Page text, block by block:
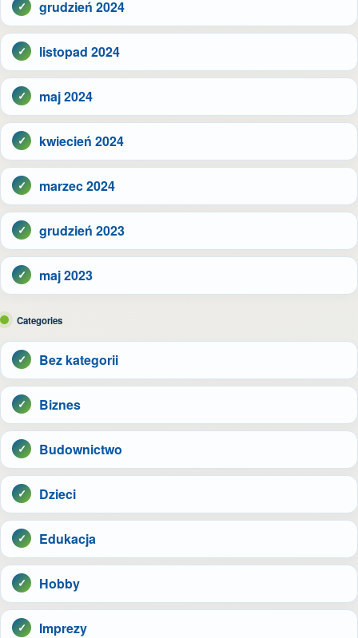
grudzień 2024
listopad 2024
maj 2024
kwiecień 2024
marzec 2024
grudzień 2023
maj 2023
Categories
Bez kategorii
Biznes
Budownictwo
Dzieci
Edukacja
Hobby
Imprezy